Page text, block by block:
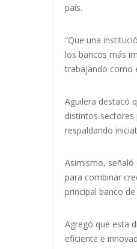
país.
“Que una
los bancos más
trabajando como
Aguilera destacó
distintos sectores
respaldando
Asimismo,
para combinar
principal banco
Agregó que esta
eficiente e